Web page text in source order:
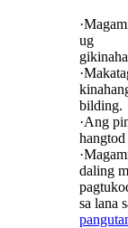
ug
bilding.
·Ang
hangtod
daling
sa lana